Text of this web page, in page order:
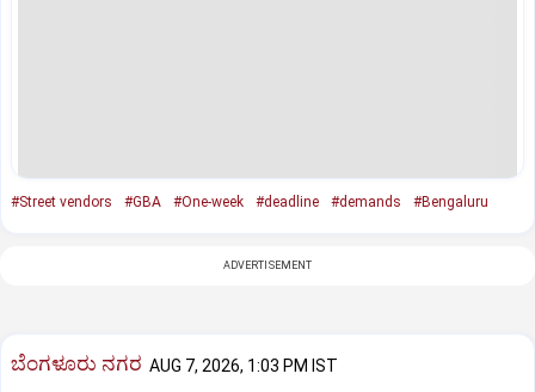
#Street vendors #GBA #One-week #deadline #demands #Bengaluru
ADVERTISEMENT
ಬೆಂಗಳೂರು ನಗರ AUG 7, 2026, 1:03 PM IST